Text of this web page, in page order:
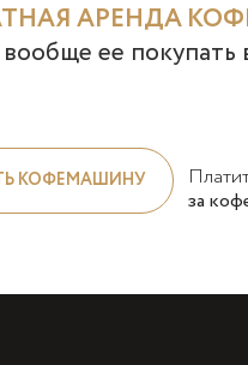
КОФЕМАШИНУ
за
АРЕНДА
ее покупать